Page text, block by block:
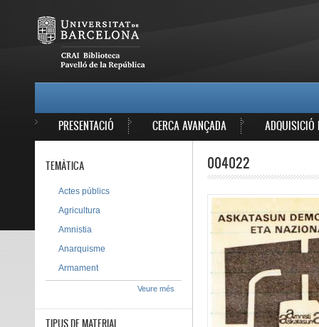
PRESENTACIÓ CERCA AVANÇADA ADQUISICIÓ
004022
TEMÀTICA
Actes públics
Agricultura
Amnistia
Anarquisme
Armament
Veure més
TIPUS DE MATERIAL